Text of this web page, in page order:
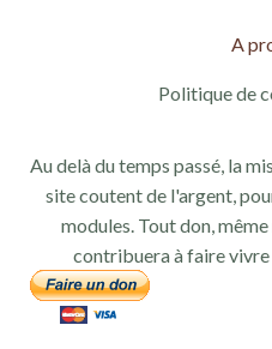
A
Politique de
Au delà du temps passé, la
site coutent de l'argent,
modules. Tout don,
contribuera à faire